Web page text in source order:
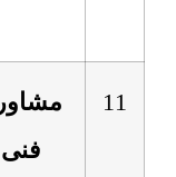
11
فنی